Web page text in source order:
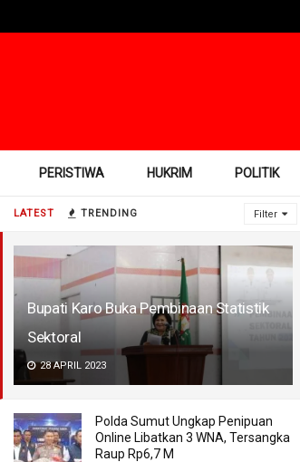
LATEST TRENDING Filter
Bupati Karo Buka Pembinaan Statistik
Sektoral
28 APRIL 2023
Polda Sumut Ungkap Penipuan
Online Libatkan 3 WNA, Tersangka
Raup Rp6,7 M
PERISTIWA HUKRIM POLITIK